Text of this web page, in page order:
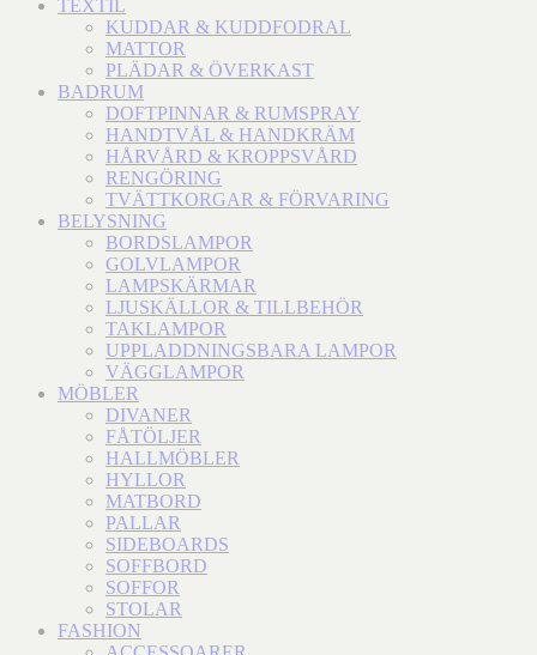
TEXTIL
KUDDAR & KUDDFODRAL
MATTOR
PLÄDAR & ÖVERKAST
BADRUM
DOFTPINNAR & RUMSPRAY
HANDTVÅL & HANDKRÄM
HÅRVÅRD & KROPPSVÅRD
RENGÖRING
TVÄTTKORGAR & FÖRVARING
BELYSNING
BORDSLAMPOR
GOLVLAMPOR
LAMPSKÄRMAR
LJUSKÄLLOR & TILLBEHÖR
TAKLAMPOR
UPPLADDNINGSBARA LAMPOR
VÄGGLAMPOR
MÖBLER
DIVANER
FÅTÖLJER
HALLMÖBLER
HYLLOR
MATBORD
PALLAR
SIDEBOARDS
SOFFBORD
SOFFOR
STOLAR
FASHION